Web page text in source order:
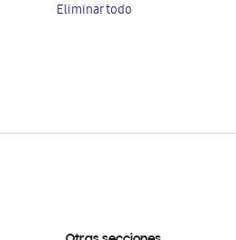
artículo
Eliminar todo